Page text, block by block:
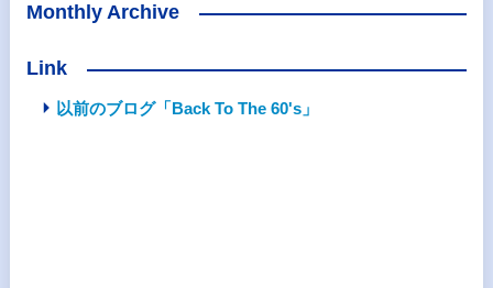
Monthly Archive
Link
以前のブログ「Back To The 60's」